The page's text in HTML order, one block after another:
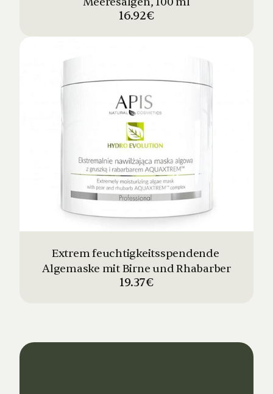
16.92€
Extrem feuchtigkeitsspendende
Algemaske mit Birne und Rhabarber
19.37€